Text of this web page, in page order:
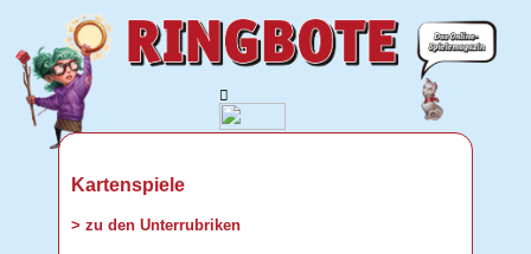
Kartenspiele
> zu den Unterrubriken